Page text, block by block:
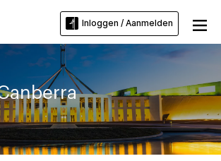
Inloggen / Aanmelden